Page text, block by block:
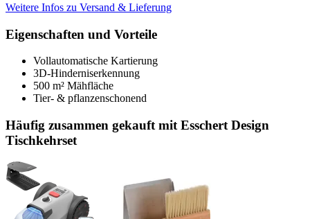
Weitere Infos zu Versand & Lieferung
Eigenschaften und Vorteile
Vollautomatische Kartierung
3D-Hinderniserkennung
500 m² Mähfläche
Tier- & pflanzenschonend
Häufig zusammen gekauft mit Esschert Design
Tischkehrset